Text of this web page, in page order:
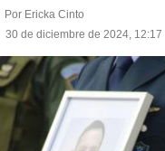
Por Ericka Cinto
30 de diciembre de 2024, 12:17